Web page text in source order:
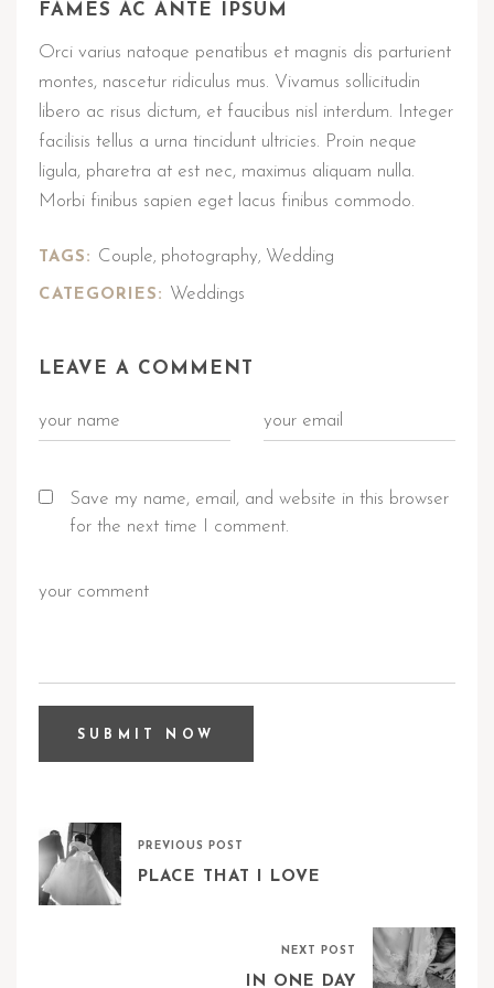
FAMES AC ANTE IPSUM
Orci varius natoque penatibus et magnis dis parturient
montes, nascetur ridiculus mus. Vivamus sollicitudin
libero ac risus dictum, et faucibus nisl interdum. Integer
facilisis tellus a urna tincidunt ultricies. Proin neque
ligula, pharetra at est nec, maximus aliquam nulla.
Morbi finibus sapien eget lacus finibus commodo.
TAGS: Couple, photography, Wedding
CATEGORIES: Weddings
LEAVE A COMMENT
Save my name, email, and website in this browser
for the next time I comment.
PREVIOUS POST
PLACE THAT I LOVE
NEXT POST
IN ONE DAY